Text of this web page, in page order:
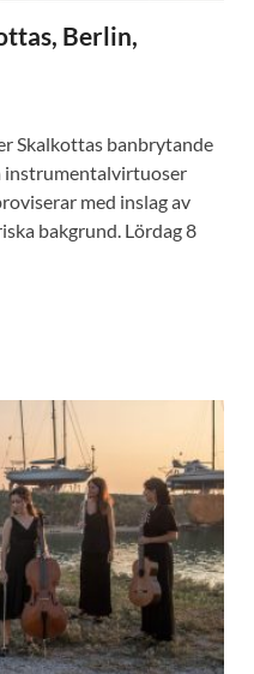
Berlin,
Skalkottas banbrytande
instrumentalvirtuoser
med inslag av
bakgrund. Lördag 8